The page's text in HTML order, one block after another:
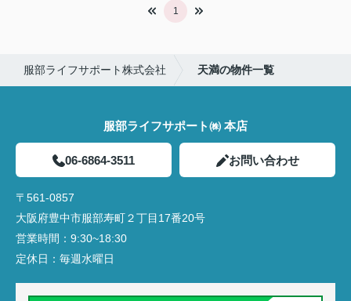
1
服部ライフサポート株式会社 天満の物件一覧
服部ライフサポート㈱ 本店
06-6864-3511 お問い合わせ
〒561-0857
大阪府豊中市服部寿町２丁目17番20号
営業時間： 9:30~18:30
定休日： 毎週水曜日